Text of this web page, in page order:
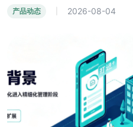
产品动态 2026-08-04